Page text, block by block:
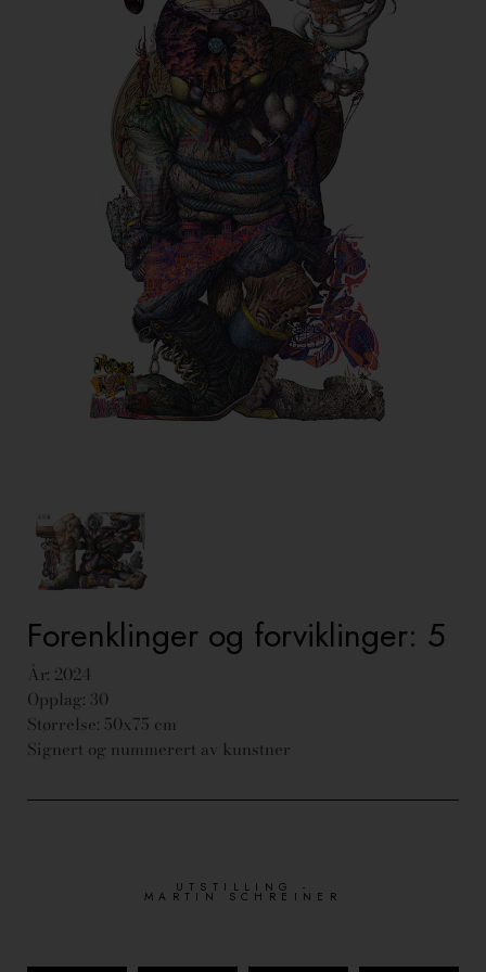
Forenklinger og forviklinger: 5
År: 2024
Opplag: 30
Størrelse: 50x75 cm
Signert og nummerert av kunstner
UTSTILLING -
MARTIN SCHREINER